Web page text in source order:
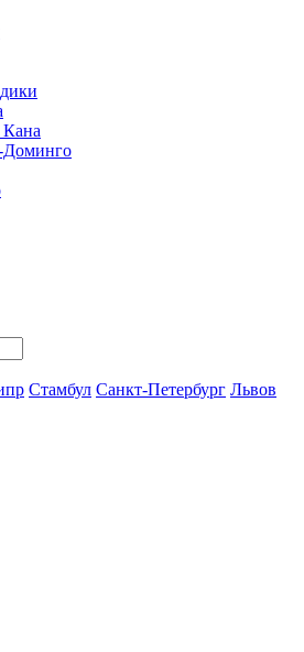
Доминго
Стамбул Санкт-Петербург Львов